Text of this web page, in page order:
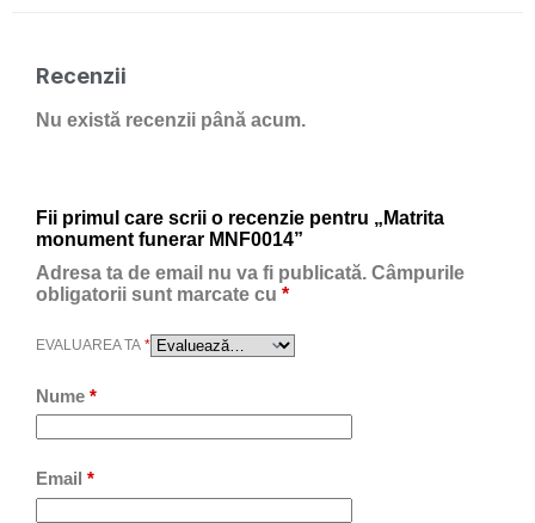
Recenzii
Nu există recenzii până acum.
Fii primul care scrii o recenzie pentru „Matrita
monument funerar MNF0014”
Adresa ta de email nu va fi publicată. Câmpurile
obligatorii sunt marcate cu *
EVALUAREA TA *
Nume *
Email *